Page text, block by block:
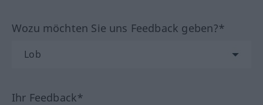
Wozu möchten Sie uns Feedback geben?*
Ihr Feedback*